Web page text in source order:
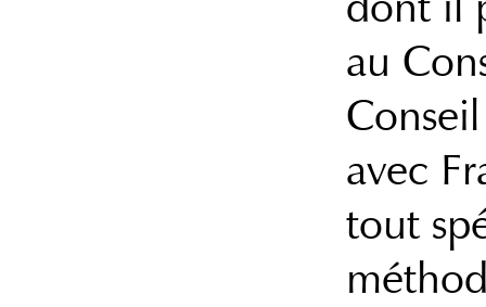
au
avec
tout